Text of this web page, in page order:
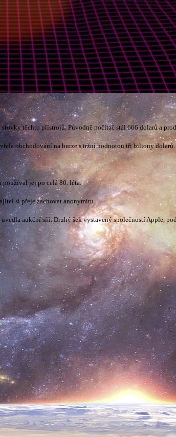
těchto přístrojů. Původně počítač stál 666 dolarů a
obchodování na burze s tržní hodnotou tři biliony dolarů.
používal jej po celá 80. léta.
si přeje zachovat anonymitu.
aukční síň. Druhý šek vystavený společností Apple,